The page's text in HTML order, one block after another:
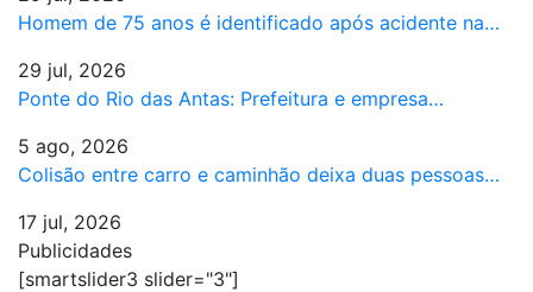
Homem de 75 anos é identificado após acidente na…
29 jul, 2026
Ponte do Rio das Antas: Prefeitura e empresa…
5 ago, 2026
Colisão entre carro e caminhão deixa duas pessoas…
17 jul, 2026
Publicidades
[smartslider3 slider="3"]